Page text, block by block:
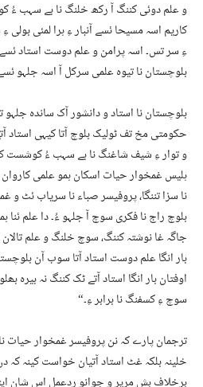
و علم دوئی کننگ آ رکھ خلنگ نا بے سہب ءُ
کاریم اسہ مسیحا ئسے آنبار ءِ ہرا لمئی
ءِ سر تس۔ اسہ پرامن و علم دوست استاد
بلوچستان نا تیوہ علمی سرکل آ اسہ جلہو
بلوچستان نا استاد و دانشور آک ساندہ جلہو
حکومتی مخ تف ٹولیک بلوچ آتا کیہی استاد
و توار ءِ شیف شاغنگ نا بے سہب ءُ کوشست
ہلیس غمخوار حیات اسکان ہمو علمی
نا سزا تننگا، پروفیسر صباء نا سریاب ئٹ
بلوچ راج نا فکری سوچ آ جلہو ءُ۔ دا علم ئنا
جاگہ غا نوشتہ کننگ، سوچ خلنگ و علم تالان
بار انگا علم دوست استاد آتا سوب آن
اوفتان بار انگا استاد آتے ٹک کننگ نہ بیرہ
سوچ ءِ کسفنگ نا برابر ءِ۔“
ترجمان پارے کہ نن پروفیسر غمخوار حیات
خلینہ بلکہ غٹ استاد آتیان خواست کینہ کہ